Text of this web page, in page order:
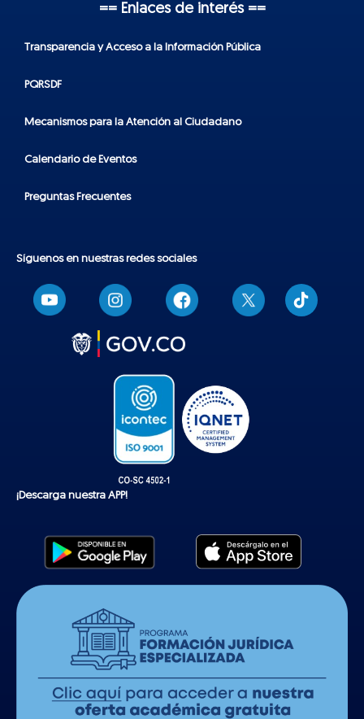
== Enlaces de interés ==
Transparencia y Acceso a la Información Pública
PQRSDF
Mecanismos para la Atención al Ciudadano
Calendario de Eventos
Preguntas Frecuentes
Síguenos en nuestras redes sociales
T
i
k
¡Descarga nuestra APP!